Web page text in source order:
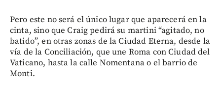
Pero este no será el único lugar que aparecerá en la
cinta, sino que Craig pedirá su martini “agitado, no
batido”, en otras zonas de la Ciudad Eterna, desde la
vía de la Conciliación, que une Roma con Ciudad del
Vaticano, hasta la calle Nomentana o el barrio de
Monti.